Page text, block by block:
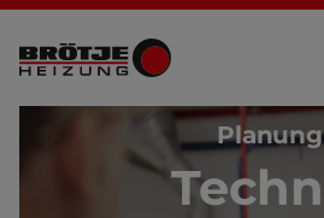
Technik verstehen
Planung